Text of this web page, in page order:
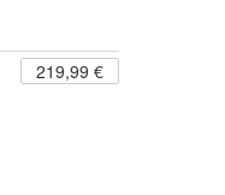
219,99 €